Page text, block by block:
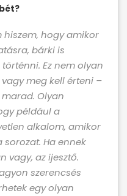
hiszem, hogy amikor
bárki is
Ez nem olyan
meg kell érteni –
Olyan
például a
alkalom, amikor
Ha ennek
vagy, az ijesztő.
szerencsés
egy olyan